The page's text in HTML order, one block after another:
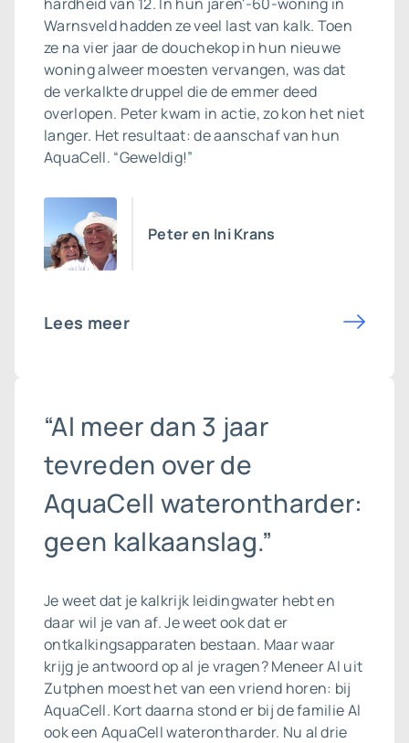
Warnsveld hadden ze veel last van kalk. Toen
ze na vier jaar de douchekop in hun nieuwe
woning alweer moesten vervangen, was dat
de verkalkte druppel die de emmer deed
overlopen. Peter kwam in actie, zo kon het niet
langer. Het resultaat: de aanschaf van hun
AquaCell. “Geweldig!”
Peter en Ini Krans
Lees meer
“Al meer dan 3 jaar
tevreden over de
AquaCell waterontharder:
geen kalkaanslag.”
Je weet dat je kalkrijk leidingwater hebt en
daar wil je van af. Je weet ook dat er
ontkalkingsapparaten bestaan. Maar waar
krijg je antwoord op al je vragen? Meneer Al uit
Zutphen moest het van een vriend horen: bij
AquaCell. Kort daarna stond er bij de familie Al
ook een AquaCell waterontharder. Nu al drie